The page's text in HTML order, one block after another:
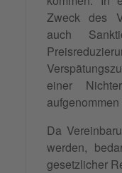
Zweck des
auch
einer
Da
werden,
gesetzlicher